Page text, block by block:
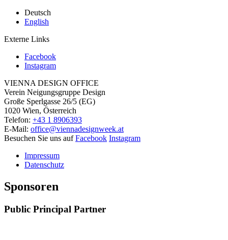
Deutsch
English
Externe Links
Facebook
Instagram
VIENNA DESIGN OFFICE
Verein Neigungsgruppe Design
Große Sperlgasse 26/5 (EG)
1020 Wien, Österreich
Telefon: +43 1 8906393
E-Mail: office@viennadesignweek.at
Besuchen Sie uns aufFacebook Instagram
Impressum
Datenschutz
Sponsoren
Public Principal Partner